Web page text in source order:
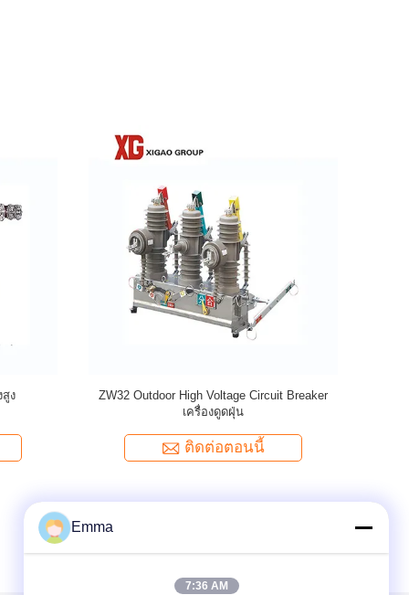
วงจรสูญ
ZW32-12G/630A เบรกเกอร์สูญญากาศกลางแจ้ง
แรงดันสูง
ติดต่อตอนนี้
Emma
7:36 AM